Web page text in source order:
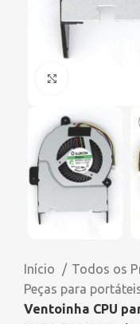
Início
Todos os
Peças para
Ventoinha CPU